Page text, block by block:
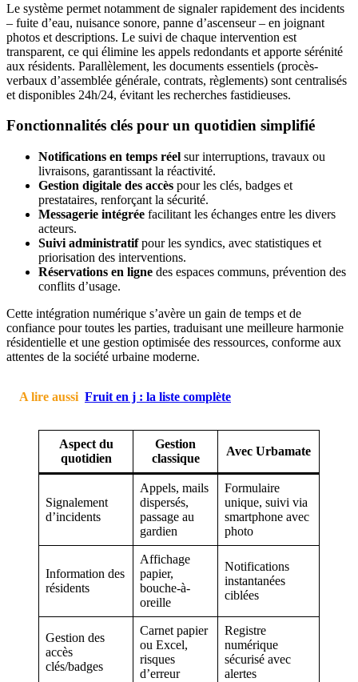
Le système permet notamment de signaler rapidement des incidents
– fuite d’eau, nuisance sonore, panne d’ascenseur – en joignant
photos et descriptions. Le suivi de chaque intervention est
transparent, ce qui élimine les appels redondants et apporte sérénité
aux résidents. Parallèlement, les documents essentiels (procès-
verbaux d’assemblée générale, contrats, règlements) sont centralisés
et disponibles 24h/24, évitant les recherches fastidieuses.
Fonctionnalités clés pour un quotidien simplifié
Notifications en temps réel sur interruptions, travaux ou
livraisons, garantissant la réactivité.
Gestion digitale des accès pour les clés, badges et
prestataires, renforçant la sécurité.
Messagerie intégrée facilitant les échanges entre les divers
acteurs.
Suivi administratifpour les syndics, avec statistiques et
priorisation des interventions.
Réservations en ligne des espaces communs, prévention des
conflits d’usage.
Cette intégration numérique s’avère un gain de temps et de
confiance pour toutes les parties, traduisant une meilleure harmonie
résidentielle et une gestion optimisée des ressources, conforme aux
attentes de la société urbaine moderne.
A lire aussi Fruit en j : la liste complète
Aspect du
quotidien
Gestion
classique
Avec Urbamate
Signalement
d’incidents
Appels, mails
dispersés,
passage au
gardien
Formulaire
unique, suivi via
smartphone avec
photo
Information des
résidents
Affichage
papier,
bouche-à-
oreille
Notifications
instantanées
ciblées
Gestion des
accès
clés/badges
Carnet papier
ou Excel,
risques
d’erreur
Registre
numérique
sécurisé avec
alertes